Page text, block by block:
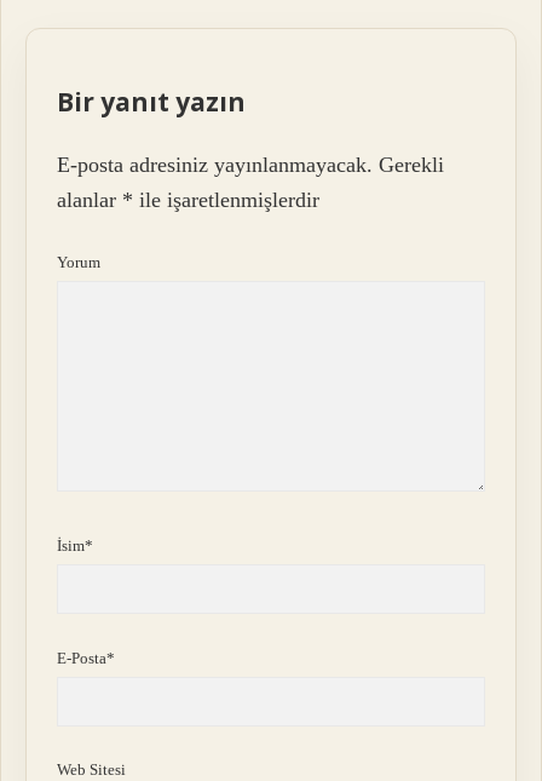
Bir yanıt yazın
E-posta adresiniz yayınlanmayacak. Gerekli
alanlar * ile işaretlenmişlerdir
Yorum
İsim*
E-Posta*
Web Sitesi